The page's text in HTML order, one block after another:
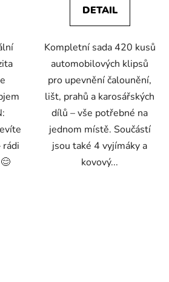
rádi
DETAIL
Kompletní sada 420 kusů
automobilových klipsů
pro upevnění čalounění,
lišt, prahů a karosářských
dílů – vše potřebné na
jednom místě. Součástí
jsou také 4 vyjímáky a
kovový...